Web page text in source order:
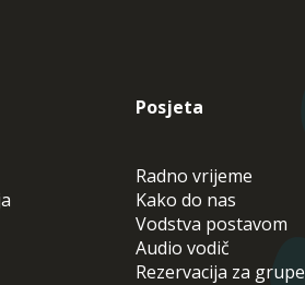
Posjeta
Radno vrijeme
Kako do nas
Vodstva postavom
Audio vodič
Rezervacija za grupe